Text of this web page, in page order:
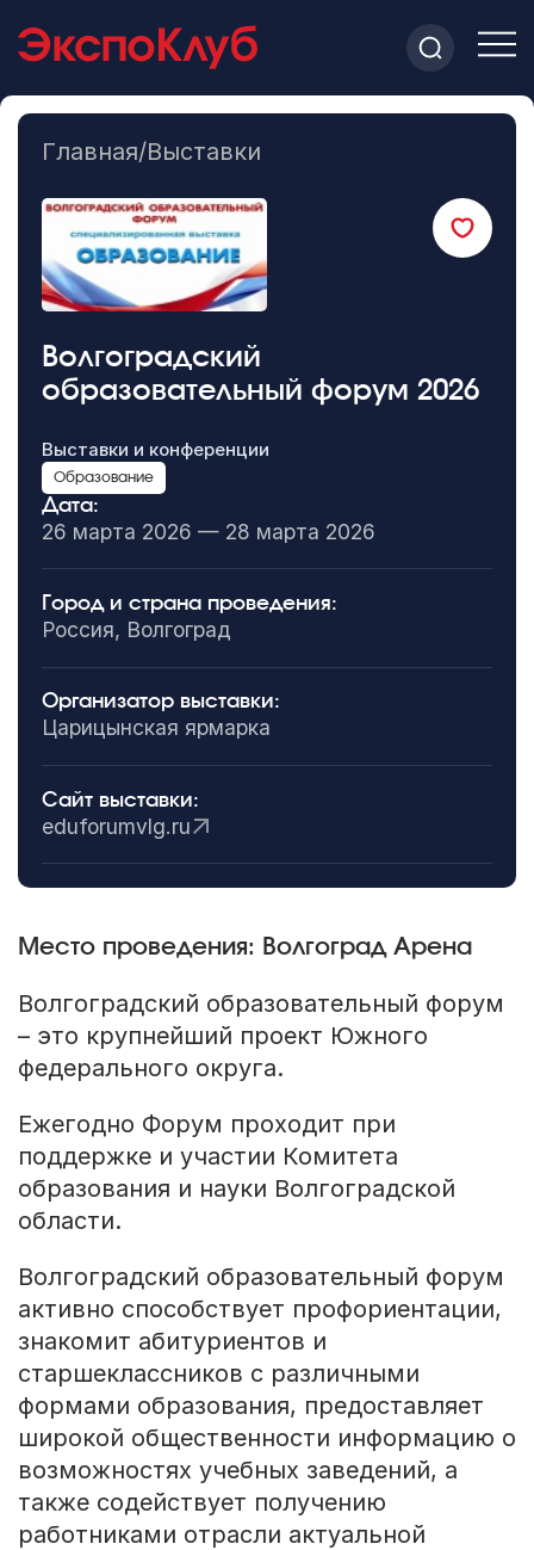
Главная/Выставки
Волгоградский
образовательный форум 2026
Выставки и конференции
Образование
Дата:
26 марта 2026 — 28 марта 2026
Город и страна проведения:
Россия, Волгоград
Организатор выставки:
Царицынская ярмарка
Сайт выставки:
eduforumvlg.ru
Место проведения: Волгоград Арена
Волгоградский образовательный форум
– это крупнейший проект Южного
федерального округа.
Ежегодно Форум проходит при
поддержке и участии Комитета
образования и науки Волгоградской
области.
Волгоградский образовательный форум
активно способствует профориентации,
знакомит абитуриентов и
старшеклассников с различными
формами образования, предоставляет
широкой общественности информацию о
возможностях учебных заведений, а
также содействует получению
работниками отрасли актуальной